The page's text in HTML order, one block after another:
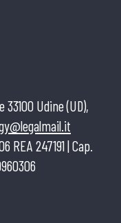
33100 Udine (UD),
REA 247191 | Cap.